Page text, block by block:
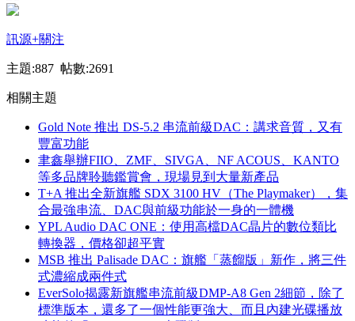
訊源+關注
主題:887 帖數:2691
相關主題
Gold Note 推出 DS-5.2 串流前級DAC：講求音質，又有
豐富功能
聿鑫舉辦FIIO、ZMF、SIVGA、NF ACOUS、KANTO
等多品牌聆聽鑑賞會，現場見到大量新產品
T+A 推出全新旗艦 SDX 3100 HV（The Playmaker），集
合最強串流、DAC與前級功能於一身的一體機
YPL Audio DAC ONE：使用高檔DAC晶片的數位類比
轉換器，價格卻超平實
MSB 推出 Palisade DAC：旗艦「蒸餾版」新作，將三件
式濃縮成兩件式
EverSolo揭露新旗艦串流前級DMP-A8 Gen 2細節，除了
標準版本，還多了一個性能更強大、而且內建光碟播放